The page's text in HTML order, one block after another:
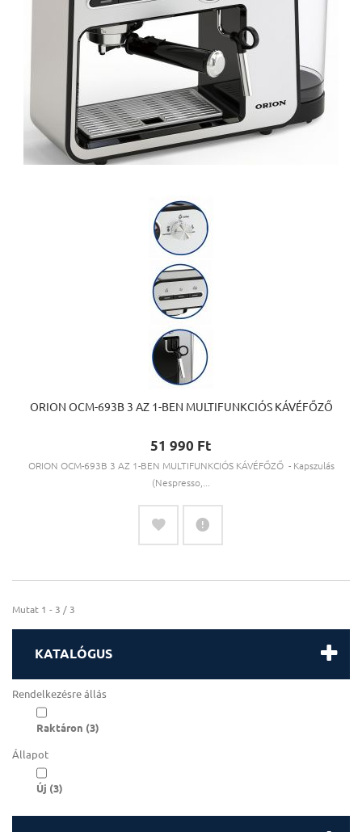
ORION OCM-693B 3 AZ 1-BEN MULTIFUNKCIÓS KÁVÉFŐZŐ
51 990 Ft‎
ORION OCM-693B 3 AZ 1-BEN MULTIFUNKCIÓS KÁVÉFŐZŐ - Kapszulás
(Nespresso,...
Mutat 1 - 3 / 3
KATALÓGUS
Rendelkezésre állás
Raktáron (3)
Állapot
Új (3)